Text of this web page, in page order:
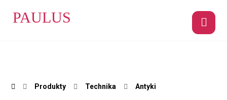
PAULUS
Produkty Technika Antyki